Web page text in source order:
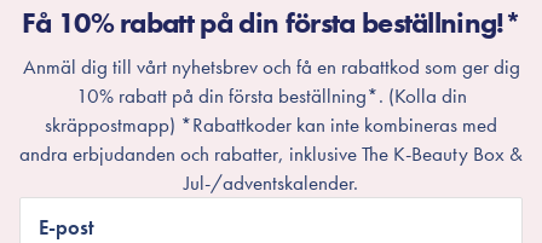
Få 10% rabatt på din första beställning!*
Anmäl dig till vårt nyhetsbrev och få en rabattkod som ger dig
10% rabatt på din första beställning*. (Kolla din
skräppostmapp) *Rabattkoder kan inte kombineras med
andra erbjudanden och rabatter, inklusive The K-Beauty Box &
Jul-/adventskalender.
E-post